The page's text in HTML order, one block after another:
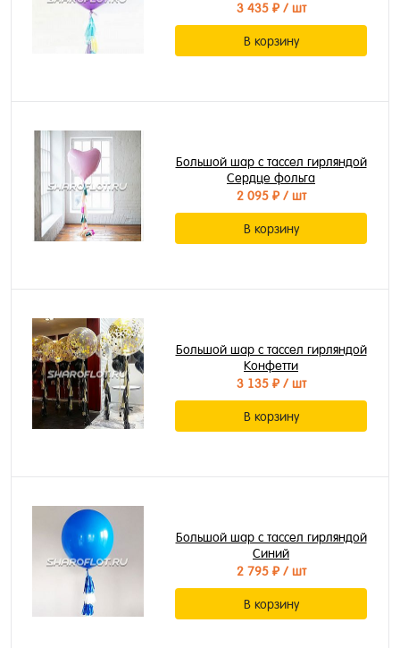
3 435 ₽/ шт
В корзину
Большой шар с тассел гирляндой
Сердце фольга
2 095 ₽/ шт
В корзину
Большой шар с тассел гирляндой
Конфетти
3 135 ₽/ шт
В корзину
Большой шар с тассел гирляндой
Синий
2 795 ₽/ шт
В корзину